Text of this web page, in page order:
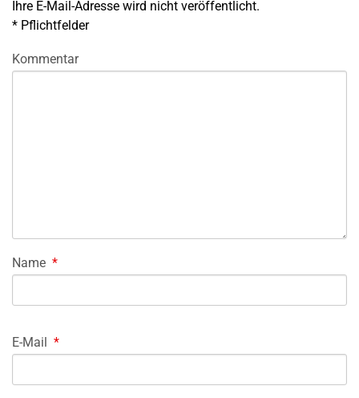
Ihre E-Mail-Adresse wird nicht veröffentlicht.
* Pflichtfelder
Kommentar
Name *
E-Mail *